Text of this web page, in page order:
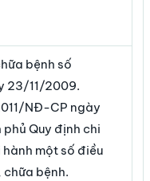
bệnh số
23/11/2009.
NĐ-CP ngày
Quy định chi
một số điều
chữa bệnh.